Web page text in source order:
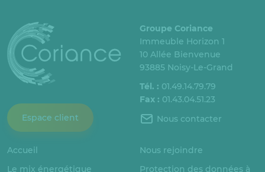
Espace client
Groupe Coriance
Immeuble Horizon 1
10 Allée Bienvenue
93885 Noisy-Le-Grand
Tél. : 01.49.14.79.79
Fax : 01.43.04.51.23
Nous contacter
Accueil
Le mix énergétique
Nous rejoindre
Protection des données à